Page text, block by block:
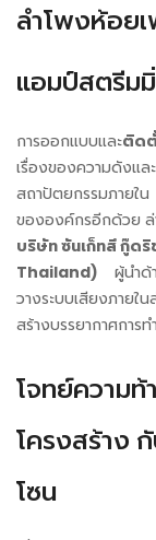
ลำโพงห้อย
แอมป์สตรีม
การออกแบบและติด
เรื่องของความดังแ
สถาปัตยกรรมภายใ
ขององค์กรอีกด้วย
บริษัท ซันเก็ทสึ กู๊ด
Thailand) ผู้นำด้
วางระบบเสียงภายใ
สร้างบรรยากาศการ
โจทย์ความท้
โครงสร้าง
โซน